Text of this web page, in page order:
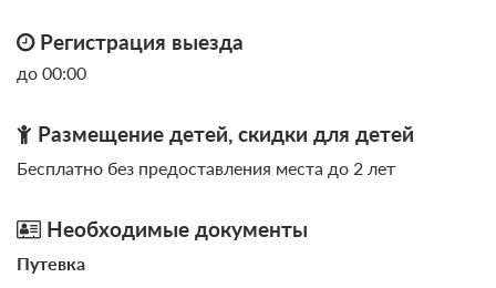
Регистрация выезда
до 00:00
Размещение детей, скидки для детей
Бесплатно без предоставления места до 2 лет
Необходимые документы
Путевка